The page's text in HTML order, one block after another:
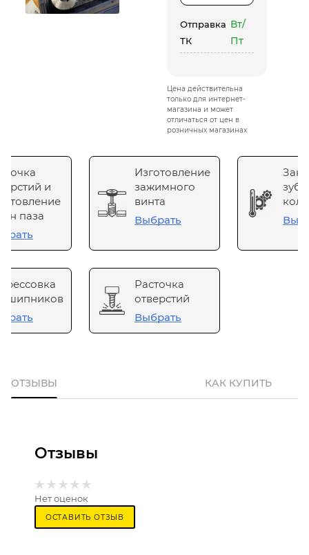
Отправка
ТК
Вт/
Пт
Цена действительна
только для интернет-
магазина и может
отличаться от цен в
розничных магазинах
и
паза
Изготовление
зажимного
винта
Выбрать
Расточка
отверстий
Выбрать
ОТЗЫВЫ КАК КУПИТЬ
Отзывы
Нет оценок
ОСТАВИТЬ ОТЗЫВ